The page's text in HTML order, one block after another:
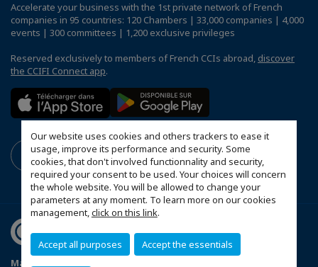
Our website uses cookies and others trackers to ease it
usage, improve its performance and security. Some
cookies, that don't involved functionnality and security,
required your consent to be used. Your choices will concern
the whole website. You will be allowed to change your
parameters at any moment. To learn more on our cookies
management,click on this link.
Accept all purposes Accept the essentials
Accelerate your business with the 1st private network of French
companies in 95 countries: 120 Chambers | 33,000 companies | 4,000
events | 300 committees | 1,200 exclusive privileges
Reserved exclusively to members of French CCIs abroad, discover
the CCIFI Connect app.
Мапа сајта